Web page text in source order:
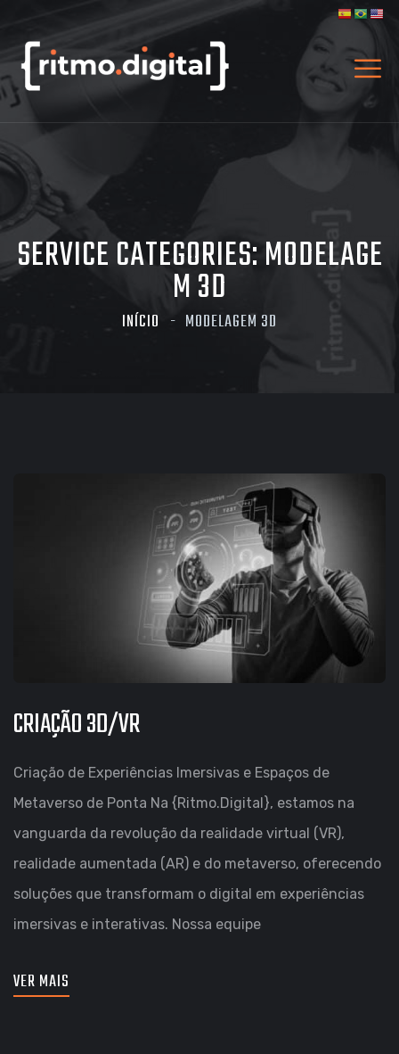
SERVICE CATEGORIES:MODELAGE
M 3D
INÍCIO MODELAGEM 3D
CRIAÇÃO 3D/VR
Criação de Experiências Imersivas e Espaços de
Metaverso de Ponta Na {Ritmo.Digital}, estamos na
vanguarda da revolução da realidade virtual (VR),
realidade aumentada (AR) e do metaverso, oferecendo
soluções que transformam o digital em experiências
imersivas e interativas. Nossa equipe
VER MAIS